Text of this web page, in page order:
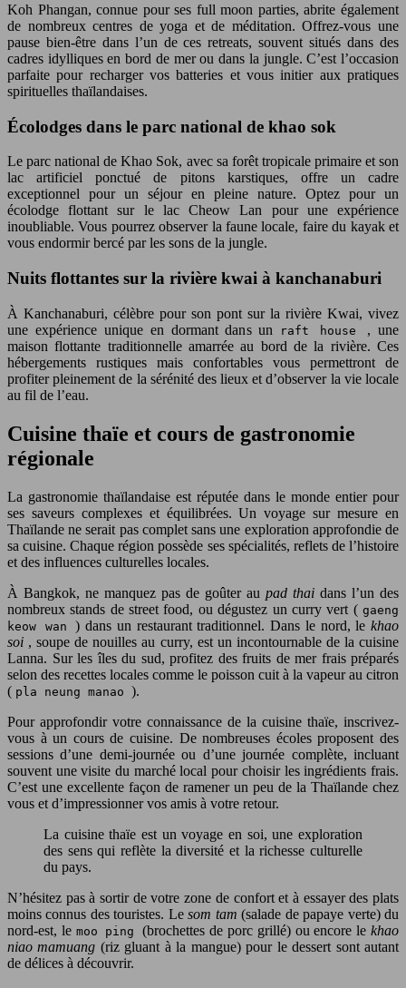
Koh Phangan, connue pour ses full moon parties, abrite également
de nombreux centres de yoga et de méditation. Offrez-vous une
pause bien-être dans l’un de ces retreats, souvent situés dans des
cadres idylliques en bord de mer ou dans la jungle. C’est l’occasion
parfaite pour recharger vos batteries et vous initier aux pratiques
spirituelles thaïlandaises.
Écolodges dans le parc national de khao sok
Le parc national de Khao Sok, avec sa forêt tropicale primaire et son
lac artificiel ponctué de pitons karstiques, offre un cadre
exceptionnel pour un séjour en pleine nature. Optez pour un
écolodge flottant sur le lac Cheow Lan pour une expérience
inoubliable. Vous pourrez observer la faune locale, faire du kayak et
vous endormir bercé par les sons de la jungle.
Nuits flottantes sur la rivière kwai à kanchanaburi
À Kanchanaburi, célèbre pour son pont sur la rivière Kwai, vivez
une expérience unique en dormant dans un
raft house , une
maison flottante traditionnelle amarrée au bord de la rivière. Ces
hébergements rustiques mais confortables vous permettront de
profiter pleinement de la sérénité des lieux et d’observer la vie locale
au fil de l’eau.
Cuisine thaïe et cours de gastronomie
régionale
La gastronomie thaïlandaise est réputée dans le monde entier pour
ses saveurs complexes et équilibrées. Un voyage sur mesure en
Thaïlande ne serait pas complet sans une exploration approfondie de
sa cuisine. Chaque région possède ses spécialités, reflets de l’histoire
et des influences culturelles locales.
À Bangkok, ne manquez pas de goûter au pad thai dans l’un des
nombreux stands de street food, ou dégustez un curry vert ( gaeng
keow wan) dans un restaurant traditionnel. Dans le nord, lekhao
soi , soupe de nouilles au curry, est un incontournable de la cuisine
Lanna. Sur les îles du sud, profitez des fruits de mer frais préparés
selon des recettes locales comme le poisson cuit à la vapeur au citron
( pla neung manao ).
Pour approfondir votre connaissance de la cuisine thaïe, inscrivez-
vous à un cours de cuisine. De nombreuses écoles proposent des
sessions d’une demi-journée ou d’une journée complète, incluant
souvent une visite du marché local pour choisir les ingrédients frais.
C’est une excellente façon de ramener un peu de la Thaïlande chez
vous et d’impressionner vos amis à votre retour.
La cuisine thaïe est un voyage en soi, une exploration
des sens qui reflète la diversité et la richesse culturelle
du pays.
N’hésitez pas à sortir de votre zone de confort et à essayer des plats
moins connus des touristes. Lesom tam(salade de papaye verte) du
nord-est, le moo ping(brochettes de porc grillé) ou encore lekhao
niao mamuang (riz gluant à la mangue) pour le dessert sont autant
de délices à découvrir.